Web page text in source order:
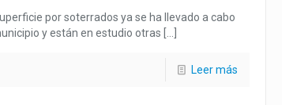
por soterrados ya se ha llevado a cabo
y están en estudio otras
Leer más